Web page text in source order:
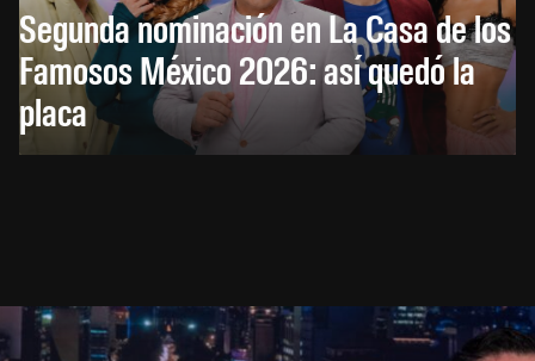
Segunda nominación en La Casa de los
Famosos México 2026: así quedó la
placa